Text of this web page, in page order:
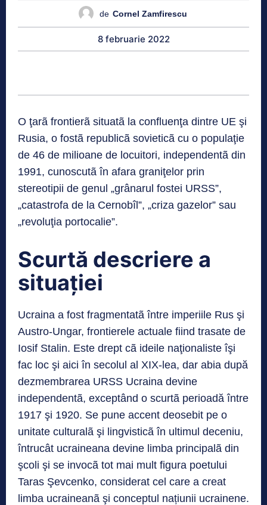
de Cornel Zamfirescu
8 februarie 2022
O ţarã frontierã situatã la confluenţa dintre UE şi
Rusia, o fostã republicã sovieticã cu o populaţie
de 46 de milioane de locuitori, independentã din
1991, cunoscutã în afara graniţelor prin
stereotipii de genul „grânarul fostei URSS”,
„catastrofa de la Cernobîl”, „criza gazelor” sau
„revoluţia portocalie”.
Scurtă descriere a
situației
Ucraina a fost fragmentatã între imperiile Rus şi
Austro-Ungar, frontierele actuale fiind trasate de
Iosif Stalin. Este drept cã ideile naţionaliste îşi
fac loc şi aici în secolul al XIX-lea, dar abia după
dezmembrarea URSS Ucraina devine
independentã, exceptând o scurtã perioadă între
1917 şi 1920. Se pune accent deosebit pe o
unitate culturalã şi lingvisticã în ultimul deceniu,
întrucât ucraineana devine limba principalã din
şcoli şi se invocã tot mai mult figura poetului
Taras Şevcenko, considerat cel care a creat
limba ucraineanã şi conceptul națiunii ucrainene.